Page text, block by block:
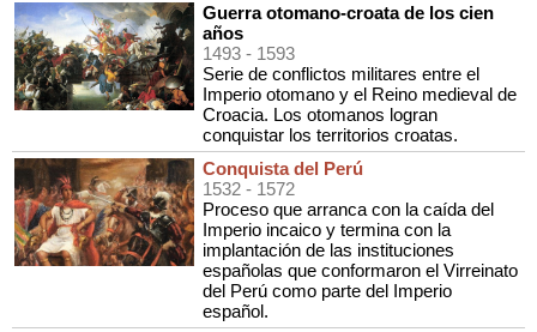
Guerra otomano-croata de los cien
años
1493 - 1593
Serie de conflictos militares entre el
Imperio otomano y el Reino medieval de
Croacia. Los otomanos logran
conquistar los territorios croatas.
Conquista del Perú
1532 - 1572
Proceso que arranca con la caída del
Imperio incaico y termina con la
implantación de las instituciones
españolas que conformaron el Virreinato
del Perú como parte del Imperio
español.